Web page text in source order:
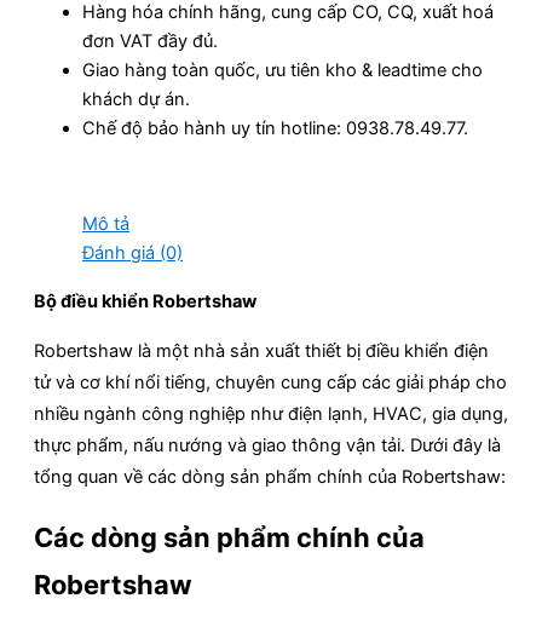
Hàng hóa chính hãng, cung cấp CO, CQ, xuất hoá
đơn VAT đầy đủ.
Giao hàng toàn quốc, ưu tiên kho & leadtime cho
khách dự án.
Chế độ bảo hành uy tín hotline: 0938.78.49.77.
Mô tả
Đánh giá (0)
Bộ điều khiển Robertshaw
Robertshaw là một nhà sản xuất thiết bị điều khiển điện
tử và cơ khí nổi tiếng, chuyên cung cấp các giải pháp cho
nhiều ngành công nghiệp như điện lạnh, HVAC, gia dụng,
thực phẩm, nấu nướng và giao thông vận tải. Dưới đây là
tổng quan về các dòng sản phẩm chính của Robertshaw:
Các dòng sản phẩm chính của
Robertshaw